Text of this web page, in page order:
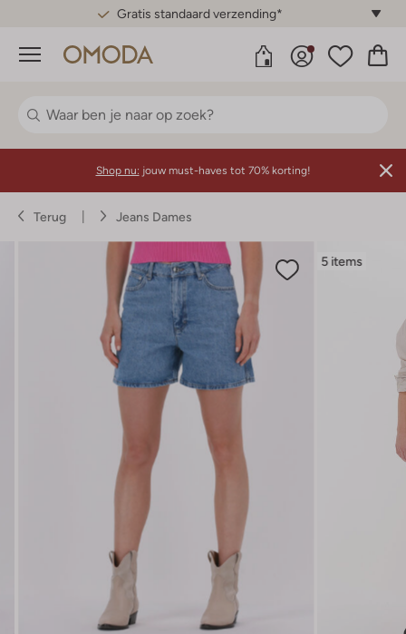
Gratis standaard verzending*
Menu
Shop nu: jouw must-haves tot 70% korting!
Terug Jeans Dames
5 items